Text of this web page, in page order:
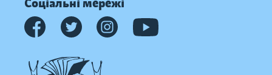
Соціальні мережі